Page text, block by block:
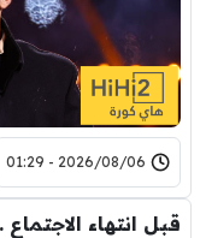
2026/08/06 - 01:29
قبل انتهاء